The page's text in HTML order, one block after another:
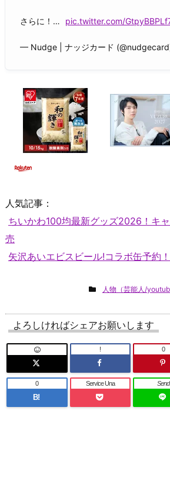
さらに！… pic.twitter.com/
— Nudge | ナッジカード
人気記事：
ちいかわ100均最新グッズ2026！キ
売
矢沢あいエビスビール!コラボ缶予約
人物（芸能人/
よろしければシェアお願いします
! 0
B!
0 Service Una Send